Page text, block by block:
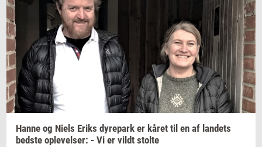
Hanne og Niels Eriks dy­re­park er kåret til en af lan­dets
bed­ste op­le­vel­ser: - Vi er vildt stol­te